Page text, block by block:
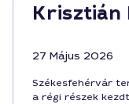
Krisztián
27 Május 2026
Székesfehérvár
a régi részek